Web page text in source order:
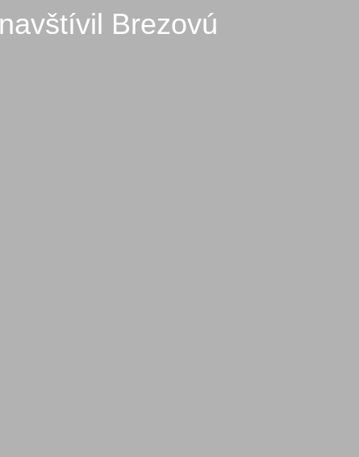
Brezovú